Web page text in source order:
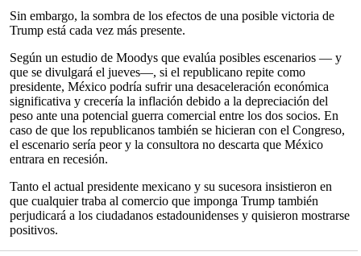
Sin embargo, la sombra de los efectos de una posible victoria de
Trump está cada vez más presente.
Según un estudio de Moodys que evalúa posibles escenarios — y
que se divulgará el jueves—, si el republicano repite como
presidente, México podría sufrir una desaceleración económica
significativa y crecería la inflación debido a la depreciación del
peso ante una potencial guerra comercial entre los dos socios. En
caso de que los republicanos también se hicieran con el Congreso,
el escenario sería peor y la consultora no descarta que México
entrara en recesión.
Tanto el actual presidente mexicano y su sucesora insistieron en
que cualquier traba al comercio que imponga Trump también
perjudicará a los ciudadanos estadounidenses y quisieron mostrarse
positivos.